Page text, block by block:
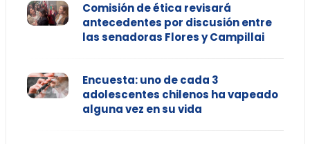
Comisión de ética revisará
antecedentes por discusión entre
las senadoras Flores y Campillai
Encuesta: uno de cada 3
adolescentes chilenos ha vapeado
alguna vez en su vida